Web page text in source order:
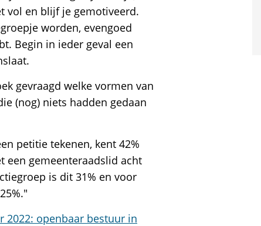
vol en blijf je gemotiveerd.
worden, evengoed
Begin in ieder geval een
gevraagd welke vormen van
(nog) niets hadden gedaan
petitie tekenen, kent 42%
een gemeenteraadslid acht
is dit 31% en voor
2022: openbaar bestuur in